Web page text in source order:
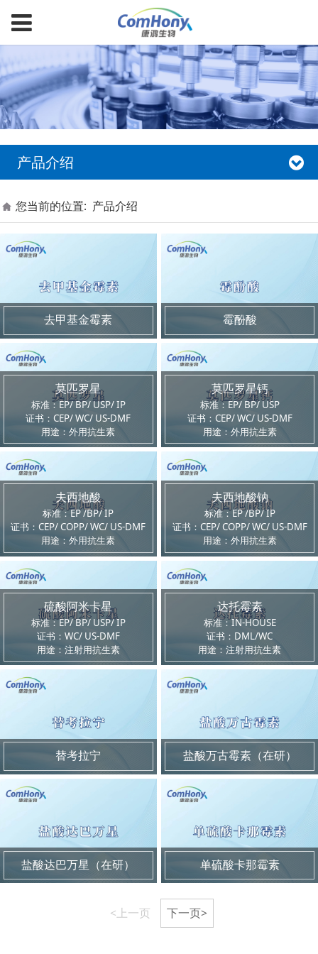
产品介绍
您当前的位置: 产品介绍
去甲基金霉素 霉酚酸
莫匹罗星
标准：EP/ BP/ USP/ IP
证书：CEP/ WC/ US-DMF
用途：外用抗生素
莫匹罗星钙
标准：EP/ BP/ USP
证书：CEP/ WC/ US-DMF
用途：外用抗生素
夫西地酸
标准：EP /BP/ IP
证书：CEP/ COPP/ WC/ US-DMF
用途：外用抗生素
夫西地酸钠
标准：EP /BP/ IP
证书：CEP/ COPP/ WC/ US-DMF
用途：外用抗生素
硫酸阿米卡星
标准：EP/ BP/ USP/ IP
证书：WC/ US-DMF
用途：注射用抗生素
达托霉素
标准：IN-HOUSE
证书：DML/WC
用途：注射用抗生素
替考拉宁 盐酸万古霉素（在研）
盐酸达巴万星（在研） 单硫酸卡那霉素
<上一页 下一页>